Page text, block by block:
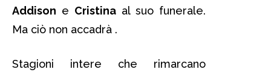
Addison e Cristina al suo funerale.
Ma ciò non accadrà .
Stagioni intere che rimarcano